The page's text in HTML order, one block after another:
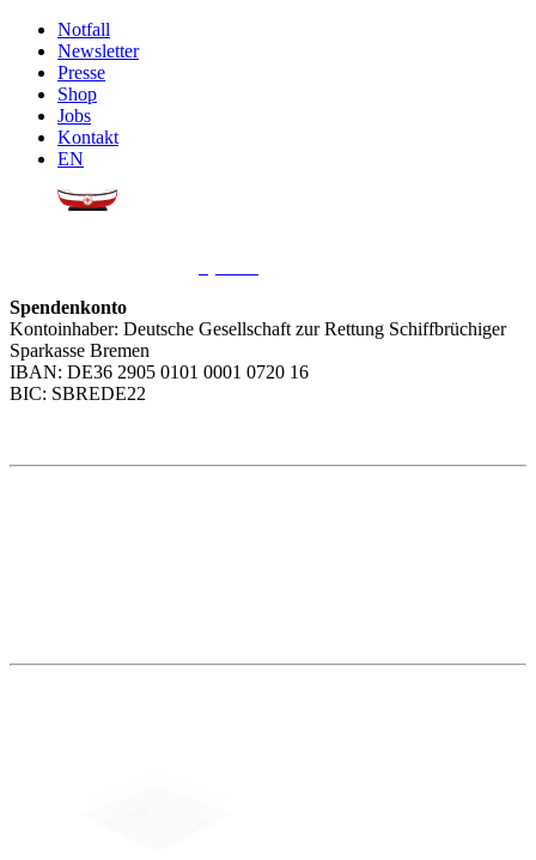
Notfall
Newsletter
Presse
Shop
Jobs
Kontakt
EN
Spendenkonto
Kontoinhaber: Deutsche Gesellschaft zur Rettung Schiffbrüchiger
Sparkasse Bremen
IBAN: DE36 2905 0101 0001 0720 16
BIC: SBREDE22